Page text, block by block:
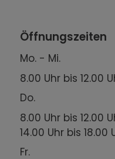
Öffnungszeiten
Mo. - Mi.
8.00 Uhr bis 12.00
Do.
8.00 Uhr bis 12.00
14.00 Uhr bis 18.00
Fr.